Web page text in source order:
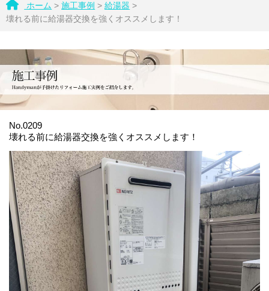
ホーム >施工事例 >給湯器 >
壊れる前に給湯器交換を強くオススメします！
No.0209
壊れる前に給湯器交換を強くオススメします！